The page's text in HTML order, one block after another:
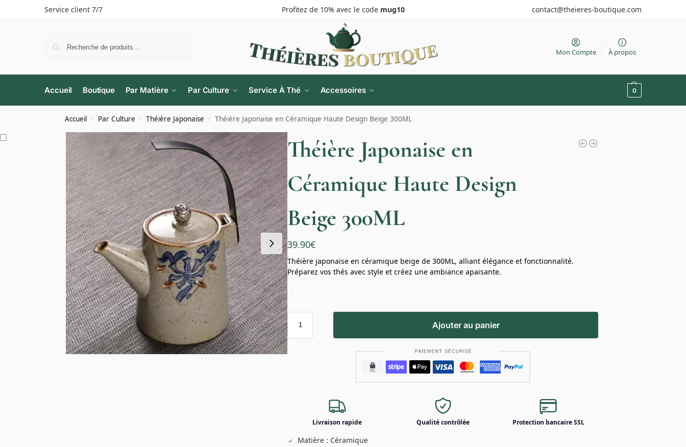
Service client 7/7 Profitez de 10% avec le code mug10 contact@theieres-boutique.com
Mon Compte À propos
Accueil Boutique Par Matière Par Culture Service À Thé Accessoires 0
Accueil / Par Culture / Théière Japonaise / Théière Japonaise en Céramique Haute Design Beige 300ML
Théière Japonaise en
Céramique Haute Design
Beige 300ML
39.90€
Théière japonaise en céramique beige de 300ML, alliant élégance et fonctionnalité.
Préparez vos thés avec style et créez une ambiance apaisante.
Ajouter au panier
Livraison rapide Qualité contrôlée Protection bancaire SSL
Matière : Céramique